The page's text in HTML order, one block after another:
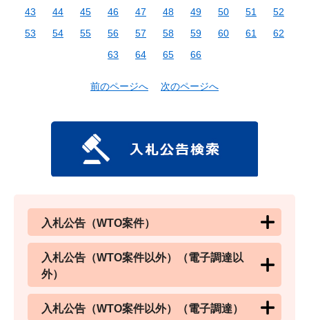
43
44 45 46 47 48 49 50 51
52
53
54 55 56 57 58 59 60 61
62
63
64 65 66
前のページへ 次のページへ
入札公告（WTO案件）
入札公告（WTO案件以外）（電子調達以
外）
入札公告（WTO案件以外）（電子調達）